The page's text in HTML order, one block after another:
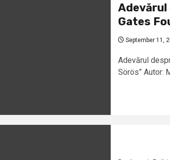
Adevărul
Gates
September 11,
Adevărul
Sörös” Autor: